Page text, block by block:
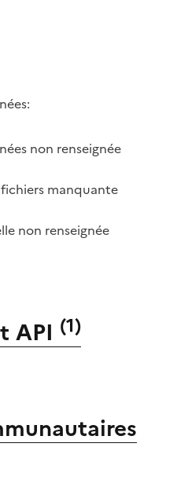
non renseignée
manquante
non renseignée
API (1)